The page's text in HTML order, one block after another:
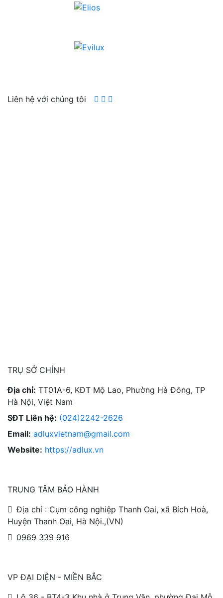
Liên hệ với chúng tôi
TRỤ SỞ CHÍNH
Địa chỉ: TT01A-6, KĐT Mộ Lao, Phường Hà Đông, TP
Hà Nội, Việt Nam
SĐT Liên hệ: (024)2242-2626
Email: adluxvietnam@gmail.com
Website: https://adlux.vn
TRUNG TÂM BẢO HÀNH
Địa chỉ : Cụm công nghiệp Thanh Oai, xã Bích Hoà,
Huyện Thanh Oai, Hà Nội.,(VN)
0969 339 916
VP ĐẠI DIỆN - MIỀN BẮC